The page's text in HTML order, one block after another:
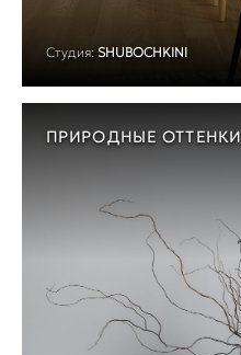
Студия: SHUBOCHKINI
ПРИРОДНЫЕ ОТТЕНКИ